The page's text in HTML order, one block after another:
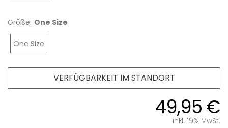
Größe: One Size
One Size
49,95 €
inkl. 19% MwSt.
VERFÜGBARKEIT IM STANDORT